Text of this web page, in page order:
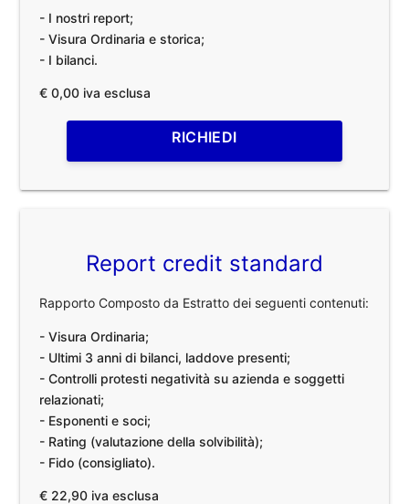
- I nostri report;
- Visura Ordinaria e storica;
- I bilanci.
€ 0,00 iva esclusa
RICHIEDI
Report credit standard
Rapporto Composto da Estratto dei seguenti contenuti:
- Visura Ordinaria;
- Ultimi 3 anni di bilanci, laddove presenti;
- Controlli protesti negatività su azienda e soggetti
relazionati;
- Esponenti e soci;
- Rating (valutazione della solvibilità);
- Fido (consigliato).
€ 22,90 iva esclusa